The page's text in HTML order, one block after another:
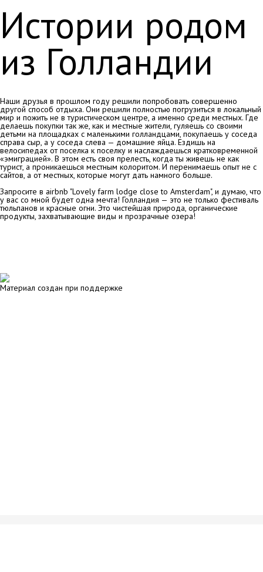
Истории родом
из Голландии
Наши друзья в прошлом году решили попробовать совершенно
другой способ отдыха. Они решили полностью погрузиться в локальный
мир и пожить не в туристическом центре, а именно среди местных. Где
делаешь покупки так же, как и местные жители, гуляешь со своими
детьми на площадках с маленькими голландцами, покупаешь у соседа
справа сыр, а у соседа слева — домашние яйца. Ездишь на
велосипедах от поселка к поселку и наслаждаешься кратковременной
«эмиграцией». В этом есть своя прелесть, когда ты живешь не как
турист, а проникаешься местным колоритом. И перенимаешь опыт не с
сайтов, а от местных, которые могут дать намного больше.
Запросите в airbnb "Lovely farm lodge close to Amsterdam", и думаю, что
у вас со мной будет одна мечта! Голландия — это не только фестиваль
тюльпанов и красные огни. Это чистейшая природа, органические
продукты, захватывающие виды и прозрачные озера!
Материал создан при поддержке